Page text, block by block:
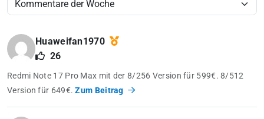
Huaweifan1970
26
Redmi Note 17 Pro Max mit der 8/256 Version für 599€. 8/512
Version für 649€.Zum Beitrag